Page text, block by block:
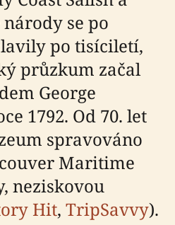
se po
po tisíciletí,
průzkum začal
George
1792. Od 70. let
spravováno
Maritime
neziskovou
Hit, TripSavvy).